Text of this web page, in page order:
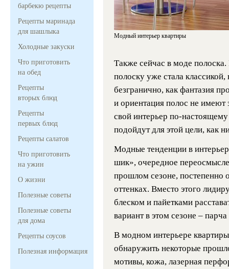
барбекю рецепты
Рецепты маринада
для шашлыка
Холодные закуски
Что приготовить
на обед
Рецепты
вторых блюд
Рецепты
первых блюд
Рецепты салатов
Что приготовить
на ужин
О жизни
Полезные советы
Полезные советы
для дома
Рецепты соусов
Полезная информация
Модный интерьер квартиры
Также сейчас в моде полоска.
полоску уже стала
безгранично, как фантазия
и ориентация полос не имеют
свой интерьер по-
подойдут для этой цели, как
Модные тенденции в
шик», очередное
прошлом сезоне, постепенно
оттенках. Вместо этого
блеском и пайетками
вариант в этом сезоне –
В модном интерьере
обнаружить некоторые
мотивы, кожа, лазерная